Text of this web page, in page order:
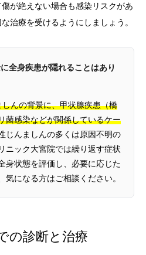
が絶えない場合も感染リスクがあ
治療を受けるようにしましょう。
全身疾患が隠れることはあり
んの背景に、甲状腺疾患（橋
菌感染などが関係しているケー
じんましんの多くは原因不明の
ニック大宮院では繰り返す症状
身状態を評価し、必要に応じた
気になる方はご相談ください。
の診断と治療